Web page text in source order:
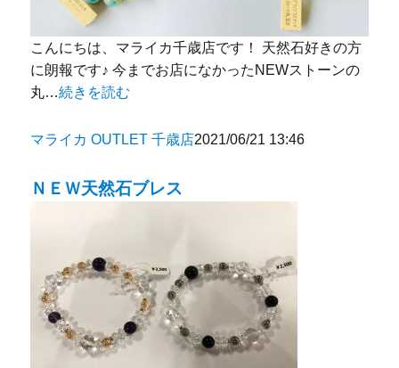
こんにちは、マライカ千歳店です！ 天然石好きの方
に朗報です♪ 今までお店になかったNEWストーンの
丸…続きを読む
マライカ OUTLET 千歳店2021/06/21 13:46
ＮＥＷ天然石ブレス